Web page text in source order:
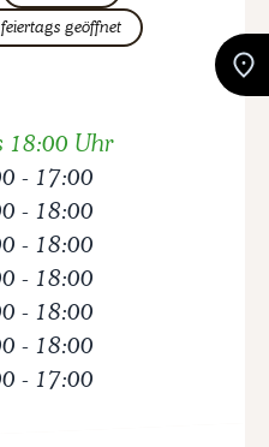
geöffnet
18:00 Uhr
- 17:00
- 18:00
- 18:00
- 18:00
- 18:00
- 18:00
- 17:00